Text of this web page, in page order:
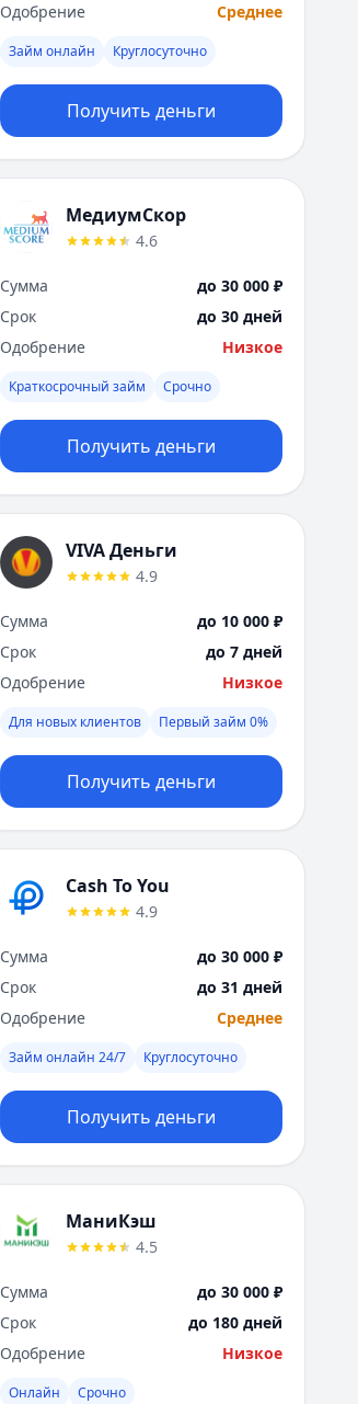
Р
Ростов-на-Дону
Рязань
С
Самара
Санкт-Петербург
Саратов
Севастополь
Сургут
Томск
Тула
Тюмень
У
Ульяновск
Х
Хабаровск
Чебоксары
Челябинск
Ярославль
Вся Россия
Одобрение
Среднее
Займ онлайн Круглосуточно
Получить деньги
МедиумСкор
4.6
Сумма
до 30 000 ₽
Срок
до 30 дней
Одобрение
Низкое
Краткосрочный займ Срочно
Получить деньги
VIVA Деньги
4.9
Сумма
до 10 000 ₽
Срок
до 7 дней
Одобрение
Низкое
Для новых клиентов Первый займ 0%
Получить деньги
Cash To You
4.9
Сумма
до 30 000 ₽
Срок
до 31 дней
Одобрение
Среднее
Займ онлайн 24/7 Круглосуточно
Получить деньги
МаниКэш
4.5
Сумма
до 30 000 ₽
Срок
до 180 дней
Одобрение
Низкое
Онлайн Срочно